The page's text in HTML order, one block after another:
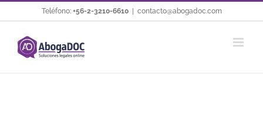
al
contenido
Teléfono: +56-2-3210-6610 contacto@abogadoc.com